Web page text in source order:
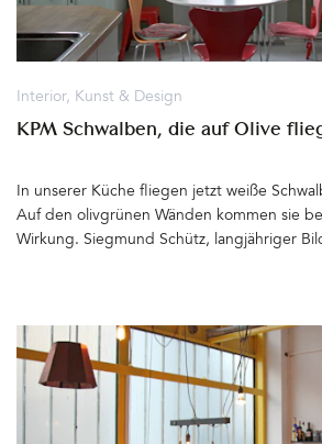
Interior, Kunst & Design
KPM Schwalben, die auf Olive
In unserer Küche fliegen jetzt weiße
Auf den olivgrünen Wänden kommen sie
Wirkung. Siegmund Schütz, langjähriger
einzeln zu kaufen.Über den Bruder meines
Großonkel Siegmund und seine Werke,
berichtet. Über die Schwalben freue ich
bisher in der Familiensammlung.Dank einer
Freundin (Vielen Dank, liebe Irene!), die